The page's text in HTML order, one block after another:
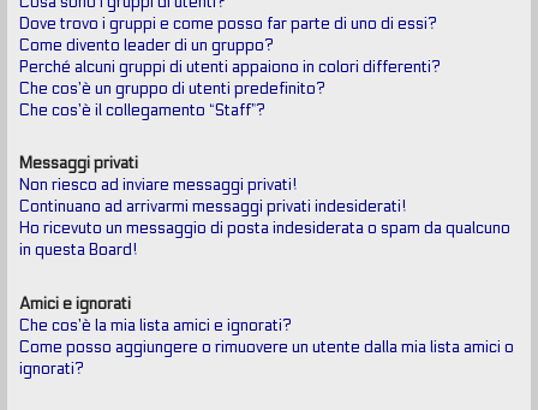
Dove trovo i gruppi e come posso far parte di uno di essi?
Come divento leader di un gruppo?
Perché alcuni gruppi di utenti appaiono in colori differenti?
Che cos’è un gruppo di utenti predefinito?
Che cos’è il collegamento “Staff”?
Messaggi privati
Non riesco ad inviare messaggi privati!
Continuano ad arrivarmi messaggi privati indesiderati!
Ho ricevuto un messaggio di posta indesiderata o spam da qualcuno
in questa Board!
Amici e ignorati
Che cos’è la mia lista amici e ignorati?
Come posso aggiungere o rimuovere un utente dalla mia lista amici o
ignorati?